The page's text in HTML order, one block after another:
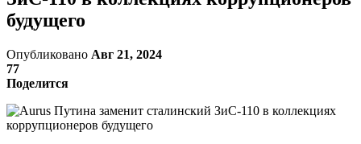
будущего
Опубликовано Авг 21, 2024
77
Поделится